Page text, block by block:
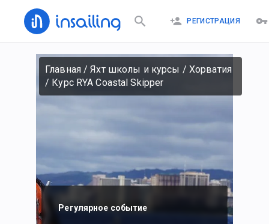
РЕГИСТРАЦИЯ
Главная/Яхт школы и курсы / Хорватия
/ Курс RYA Coastal Skipper
Регулярное событие